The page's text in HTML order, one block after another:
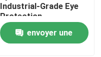
Industrial-Grade Eye
Protection
envoyer une